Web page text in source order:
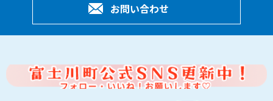
お問い合わせ